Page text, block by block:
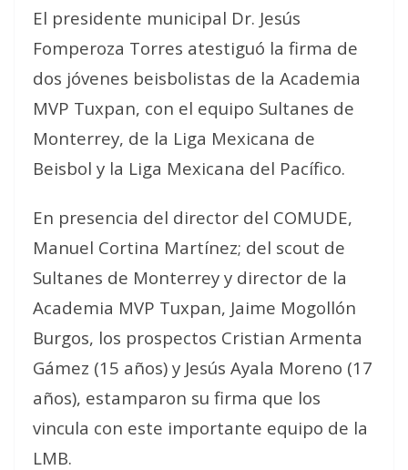
El presidente municipal Dr. Jesús
Fomperoza Torres atestiguó la firma de
dos jóvenes beisbolistas de la Academia
MVP Tuxpan, con el equipo Sultanes de
Monterrey, de la Liga Mexicana de
Beisbol y la Liga Mexicana del Pacífico.
En presencia del director del COMUDE,
Manuel Cortina Martínez; del scout de
Sultanes de Monterrey y director de la
Academia MVP Tuxpan, Jaime Mogollón
Burgos, los prospectos Cristian Armenta
Gámez (15 años) y Jesús Ayala Moreno (17
años), estamparon su firma que los
vincula con este importante equipo de la
LMB.